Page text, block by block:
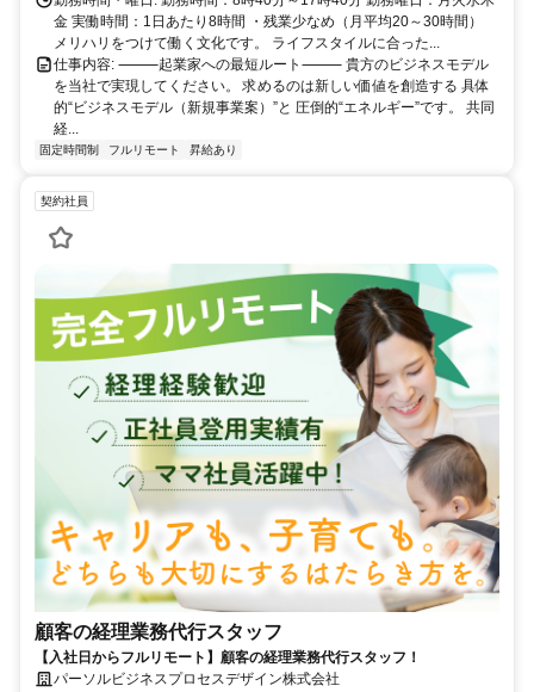
金 実働時間：1日あたり8時間 ・残業少なめ（月平均20～30時間）
メリハリをつけて働く文化です。 ライフスタイルに合った...
仕事内容: ⸻起業家への最短ルート⸻ 貴方のビジネスモデル
を当社で実現してください。 求めるのは新しい価値を創造する 具体
的“ビジネスモデル（新規事業案）”と 圧倒的“エネルギー”です。 共同
経...
固定時間制 フルリモート 昇給あり
契約社員
顧客の経理業務代行スタッフ
【入社日からフルリモート】顧客の経理業務代行スタッフ！
パーソルビジネスプロセスデザイン株式会社